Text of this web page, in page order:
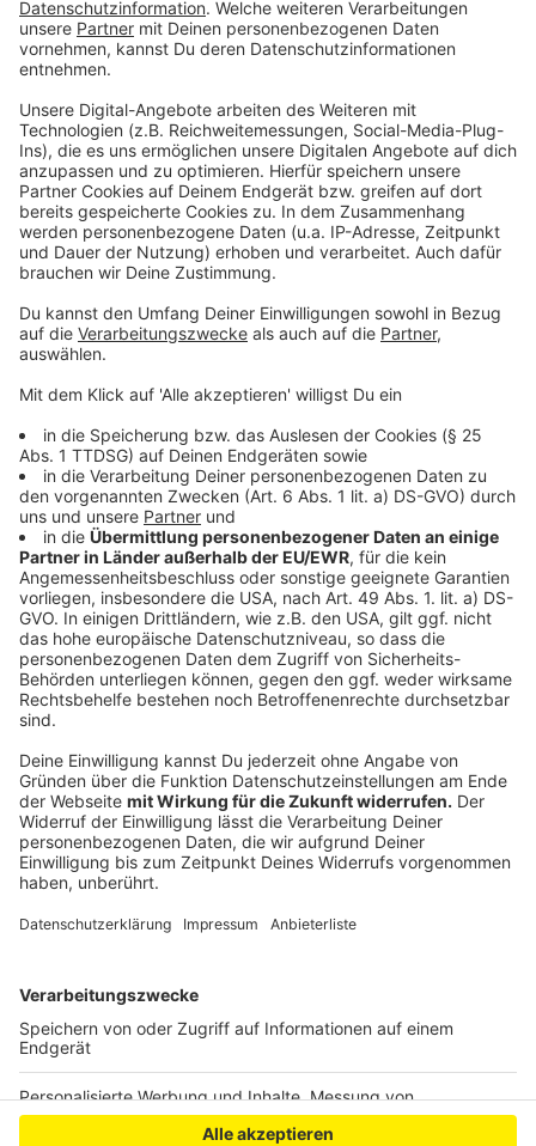
Anzeige
Nichts ist schlimmer, wenn man in den Pool hüpfen will
grüner Algenteppich. Mindestens einmal in der Woche
sollte der pH-Wert geprüft. Außerdem sollte man
auch mit Pflegemitteln wir Chlor oder Sauerstoff
arbeiten. Zusätzlich sollten Pflanzenreste, etwa mit
einem Kescher entfernt werden.
Anzeige
Das Wasser ist trüb – Und jetzt?
Anzeige
Das Wasser sollte man nur ablassen, wenn gar nichts
anderes mehr geht. Eine milchige Trübung bekommt
man ganz gut weg, indem man viel filtert, den Filter
regelmäßig reinigt und ein Flockungsmittel dazu gibt.
Dann werden aus den kleinen Dreck-Partikeln große
und die bleiben dann in der Filteranlage hängen. Hilft
das auch nicht, dann könnte eine Stoßchlorung die
Rettung sein: Einmal viel mehr Chlor ins Wasser geben
als sonst, und so werden dann auch die Mikro-
auch spezielle Pflegemittel.
Anzeige
Anzeige